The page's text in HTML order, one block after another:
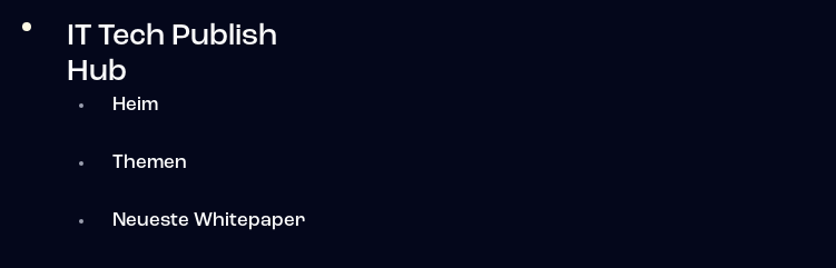
IT Tech Publish
Hub
Heim
Themen
Neueste Whitepaper